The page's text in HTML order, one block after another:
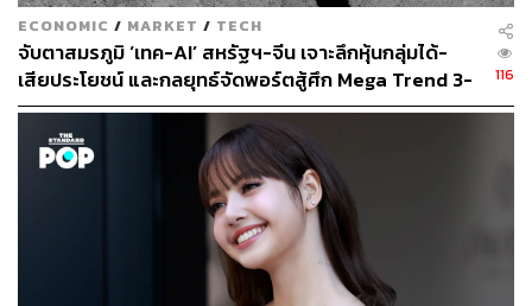
ECONOMIC / MARKET / TECH
จับตาสมรภูมิ ‘เทค-AI’ สหรัฐฯ-จีน เจาะลึกหุ้นกลุ่มได้-
เสียประโยชน์ และกลยุทธ์จัดพอร์ตสู้ศึก Mega Trend 3-
5 ปีข้างหน้า
116